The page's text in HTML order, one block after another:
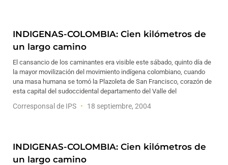
INDIGENAS-COLOMBIA: Cien kilómetros de
un largo camino
El cansancio de los caminantes era visible este sábado, quinto día de
la mayor movilización del movimiento indígena colombiano, cuando
una masa humana se tomó la Plazoleta de San Francisco, corazón de
esta capital del sudoccidental departamento del Valle del
Corresponsal de IPS 18 septiembre, 2004
INDIGENAS-COLOMBIA: Cien kilómetros de
un largo camino